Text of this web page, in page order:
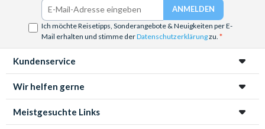
Ich möchte Reisetipps, Sonderangebote & Neuigkeiten per E-
Mail erhalten und stimme derDatenschutzerklärungzu.
Kundenservice
Wir helfen gerne
Meistgesuchte Links